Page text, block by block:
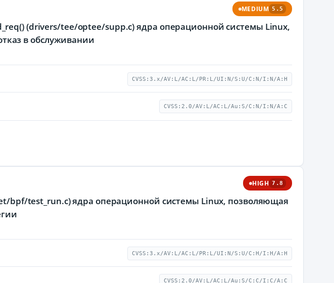
MEDIUM 5.5
(drivers/tee/optee/supp.c) ядра операционной системы Linux,
в обслуживании
CVSS:3.x/AV:L/AC:L/PR:L/UI:N/S:U/C:N/I:N/A:H
CVSS:2.0/AV:L/AC:L/Au:S/C:N/I:N/A:C
HIGH 7.8
bpf/test_run.c) ядра операционной системы Linux, позволяющая
CVSS:3.x/AV:L/AC:L/PR:L/UI:N/S:U/C:H/I:H/A:H
CVSS:2.0/AV:L/AC:L/Au:S/C:C/I:C/A:C